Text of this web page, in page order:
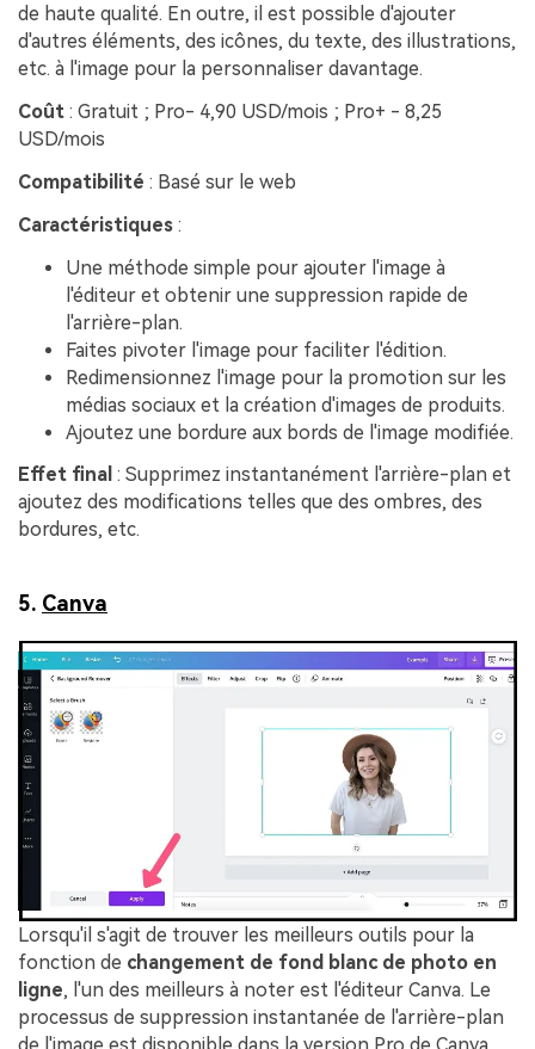
de haute qualité. En outre, il est possible d'ajouter
d'autres éléments, des icônes, du texte, des illustrations,
etc. à l'image pour la personnaliser davantage.
Coût : Gratuit ; Pro- 4,90 USD/mois ; Pro+ - 8,25
USD/mois
Compatibilité : Basé sur le web
Caractéristiques :
Une méthode simple pour ajouter l'image à
l'éditeur et obtenir une suppression rapide de
l'arrière-plan.
Faites pivoter l'image pour faciliter l'édition.
Redimensionnez l'image pour la promotion sur les
médias sociaux et la création d'images de produits.
Ajoutez une bordure aux bords de l'image modifiée.
Effet final : Supprimez instantanément l'arrière-plan et
ajoutez des modifications telles que des ombres, des
bordures, etc.
5. Canva
Lorsqu'il s'agit de trouver les meilleurs outils pour la
fonction de changement de fond blanc de photo en
ligne, l'un des meilleurs à noter est l'éditeur Canva. Le
processus de suppression instantanée de l'arrière-plan